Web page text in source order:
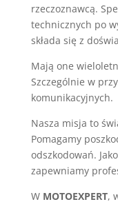
rzeczoznawcą.
technicznych po
składa się z
Mają one
Szczególnie w
komunikacyjnych.
Nasza misja to
Pomagamy
odszkodowań. Jako
zapewniamy
W MOTOEXPERT,